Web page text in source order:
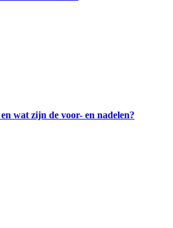
wat zijn de voor- en nadelen?